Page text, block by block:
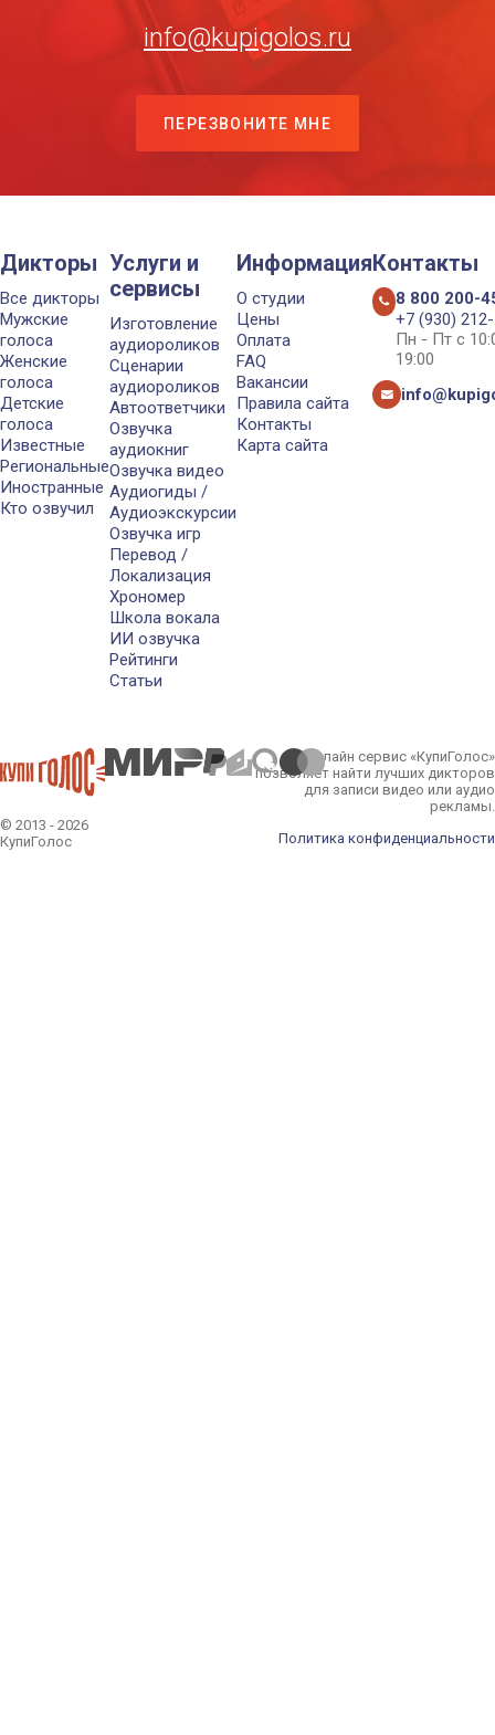
info@kupigolos.ru
ПЕРЕЗВОНИТЕ МНЕ
Дикторы
Все дикторы
Мужские
голоса
Женские
голоса
Детские
голоса
Известные
Региональные
Иностранные
Кто озвучил
Услуги и
сервисы
Изготовление
аудиороликов
Сценарии
аудиороликов
Автоответчики
Озвучка
аудиокниг
Озвучка видео
Аудиогиды /
Аудиоэкскурсии
Озвучка игр
Перевод /
Локализация
Хрономер
Школа вокала
ИИ озвучка
Рейтинги
Статьи
Информация
О студии
Цены
Оплата
FAQ
Вакансии
Правила сайта
Контакты
Карта сайта
Контакты
8 800 200-
+7 (930)
Пн - Пт с
19:00
© 2013 - 2026
КупиГолос
Онлайн сервис «КупиГолос»
позволяет найти лучших дикторов
для записи видео или аудио
рекламы.
Политика конфиденциальности